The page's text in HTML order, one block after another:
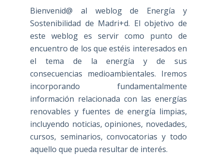
Bienvenid@ al weblog de Energía y
Sostenibilidad de Madri+d. El objetivo de
este weblog es servir como punto de
encuentro de los que estéis interesados en
el tema de la energía y de sus
consecuencias medioambientales. Iremos
incorporando fundamentalmente
información relacionada con las energías
renovables y fuentes de energía limpias,
incluyendo noticias, opiniones, novedades,
cursos, seminarios, convocatorias y todo
aquello que pueda resultar de interés.